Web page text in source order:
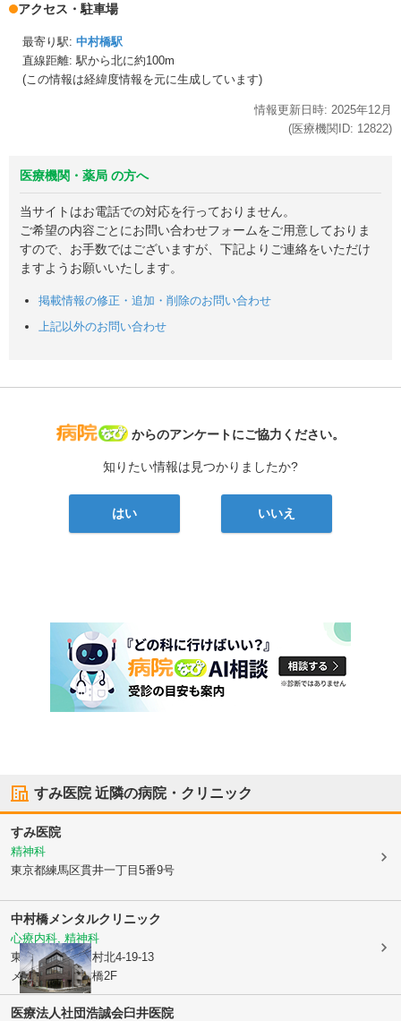
アクセス・駐車場
最寄り駅: 中村橋駅
直線距離: 駅から北に約100m
(この情報は経緯度情報を元に生成しています)
情報更新日時: 2025年12月
(医療機関ID: 12822)
医療機関・薬局 の方へ
当サイトはお電話での対応を行っておりません。
ご希望の内容ごとにお問い合わせフォームをご用意しておりま
すので、お手数ではございますが、下記よりご連絡をいただけ
ますようお願いいたします。
掲載情報の修正・追加・削除のお問い合わせ
上記以外のお問い合わせ
病院なび
からのアンケートにご協力ください。
知りたい情報は見つかりましたか?
はい いいえ
すみ医院近隣の病院・クリニック
すみ医院
精神科
東京都練馬区貫井一丁目5番9号
中村橋メンタルクリニック
心療内科, 精神科
東京都練馬区中村北4-19-13
メディック中村橋2F
医療法人社団浩誠会臼井医院